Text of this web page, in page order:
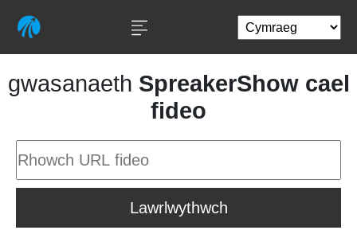
gwasanaeth SpreakerShow cael
fideo
Lawrlwythwch